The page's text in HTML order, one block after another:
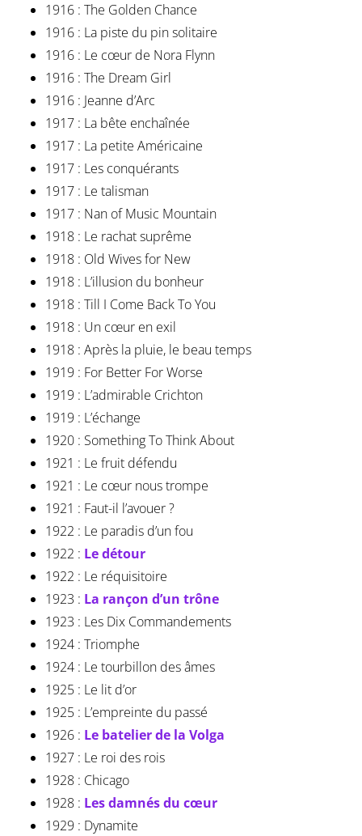
1916 : The Golden Chance
1916 : La piste du pin solitaire
1916 : Le cœur de Nora Flynn
1916 : The Dream Girl
1916 : Jeanne d’Arc
1917 : La bête enchaînée
1917 : La petite Américaine
1917 : Les conquérants
1917 : Le talisman
1917 : Nan of Music Mountain
1918 : Le rachat suprême
1918 : Old Wives for New
1918 : L’illusion du bonheur
1918 : Till I Come Back To You
1918 : Un cœur en exil
1918 : Après la pluie, le beau temps
1919 : For Better For Worse
1919 : L’admirable Crichton
1919 : L’échange
1920 : Something To Think About
1921 : Le fruit défendu
1921 : Le cœur nous trompe
1921 : Faut-il l’avouer ?
1922 : Le paradis d’un fou
1922 : Le détour
1922 : Le réquisitoire
1923 : La rançon d’un trône
1923 : Les Dix Commandements
1924 : Triomphe
1924 : Le tourbillon des âmes
1925 : Le lit d’or
1925 : L’empreinte du passé
1926 : Le batelier de la Volga
1927 : Le roi des rois
1928 : Chicago
1928 : Les damnés du cœur
1929 : Dynamite